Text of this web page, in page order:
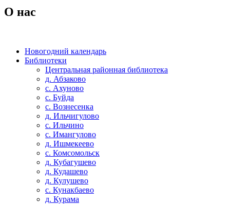
О нас
Новогодний календарь
Библиотеки
Центральная районная библиотека
д. Абзаково
с. Ахуново
с. Буйда
с. Вознесенка
д. Ильчигулово
с. Ильчино
с. Имангулово
д. Ишмекеево
с. Комсомольск
д. Кубагушево
д. Кудашево
д. Кулушево
с. Кунакбаево
д. Курама